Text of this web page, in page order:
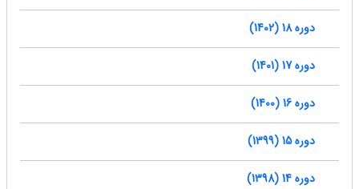
دوره 18 (1402)
دوره 17 (1401)
دوره 16 (1400)
دوره 15 (1399)
دوره 14 (1398)